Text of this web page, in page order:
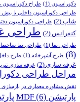
دکوراسیون (1) طراح دکوراسیون
طراحی دکوراسیون داخلی با بیش از 100 نمونه
شاپ (2) طراحی دکوراسیون دفتر
کنفرانس (2) طراحی
طراحی نما (1) طراحی نما
(8)
طرح آشپزخانه (1) طرح
غرفه سازی (2) غرفه سازی
مراحل طراحی
نقش مشاوره معماری در بازسازی
پارتیشن MDF (6)